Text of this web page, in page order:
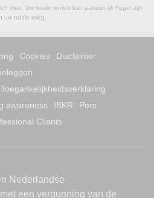
mee. Uw totale verlies kan aanzienlijk hoger zijn
uw totale inleg.
Cookies
Disclaimer
Toegankelijkheidsverklaring
awareness IBKR
Pers
Clients